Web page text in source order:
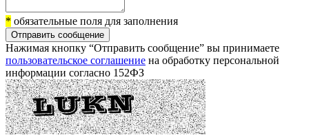
* обязательные поля для заполнения
Отправить сообщение
Нажимая кнопку “Отправить сообщение” вы принимаете
пользовательское соглашение на обработку персональной
информации согласно 152ФЗ